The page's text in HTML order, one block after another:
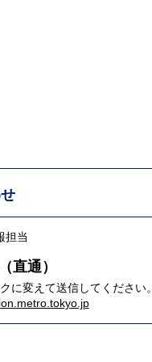
担当
直通）
に変えて送信してください